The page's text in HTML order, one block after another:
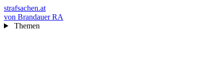
strafsachen.at
von Brandauer RA
Themen